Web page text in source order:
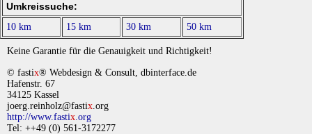
Umkreissuche:
10 km 15 km 30 km 50 km
Keine Garantie für die Genauigkeit und Richtigkeit!
© fastix® Webdesign & Consult, dbinterface.de
Hafenstr. 67
34125 Kassel
joerg.reinholz@fastix.org
http://www.fastix.org
Tel: ++49 (0) 561-3172277